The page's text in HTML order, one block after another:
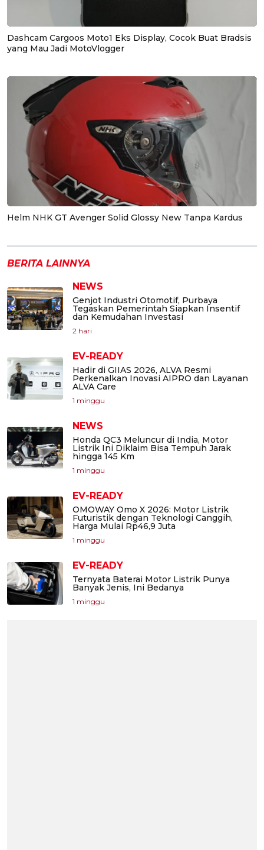
Dashcam Cargoos Moto1 Eks Display, Cocok Buat Bradsis
yang Mau Jadi MotoVlogger
Helm NHK GT Avenger Solid Glossy New Tanpa Kardus
BERITA LAINNYA
NEWS
Genjot Industri Otomotif, Purbaya
Tegaskan Pemerintah Siapkan Insentif
dan Kemudahan Investasi
2 hari
EV-READY
Hadir di GIIAS 2026, ALVA Resmi
Perkenalkan Inovasi AIPRO dan Layanan
ALVA Care
1 minggu
NEWS
Honda QC3 Meluncur di India, Motor
Listrik Ini Diklaim Bisa Tempuh Jarak
hingga 145 Km
1 minggu
EV-READY
OMOWAY Omo X 2026: Motor Listrik
Futuristik dengan Teknologi Canggih,
Harga Mulai Rp46,9 Juta
1 minggu
EV-READY
Ternyata Baterai Motor Listrik Punya
Banyak Jenis, Ini Bedanya
1 minggu